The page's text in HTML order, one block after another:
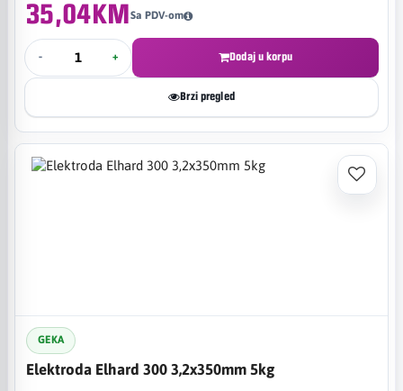
35,04KMSa PDV-om
- + Dodaj u korpu
Brzi pregled
GEKA
Elektroda Elhard 300 3,2x350mm 5kg